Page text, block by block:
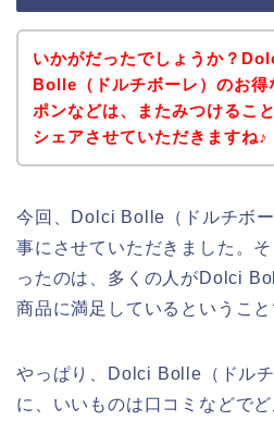
いかがだったでしょうか？
Bolle（ドルチボーレ）のお得
ポンなどは、またみつけるこ
シェアさせていただきますね♪
今回、Dolci Bolle（ドルチボ
事にさせていただきました。
ったのは、多くの人がDolci
商品に満足しているというこ
やっぱり、Dolci Bolle（ドル
に、いいものは口コミなどで